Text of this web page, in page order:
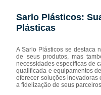
Sarlo Plásticos:
Plásticas
A Sarlo Plásticos se destaca
de seus produtos, mas
necessidades específicas de
qualificada e equipamentos
oferecer soluções inovadoras
a fidelização de seus